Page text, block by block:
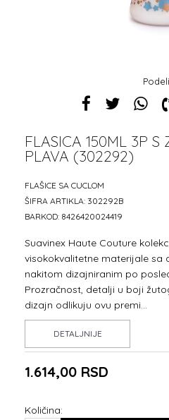
Podeli
FLASICA 150ML 3P S
PLAVA (302292)
FLAŠICE SA CUCLOM
ŠIFRA ARTIKLA: 302292B
BARKOD: 8426420024419
Suavinex Haute Couture
visokokvalitetne materijale sa
nakitom dizajniranim po
Prozračnost, detalji u boji
dizajn odlikuju ovu premi...
DETALJNIJE
1.614,00 RSD
Količina: